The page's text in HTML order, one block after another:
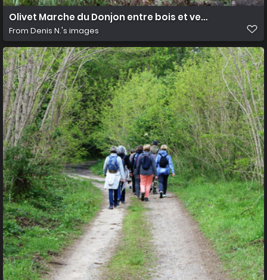
Olivet Marche du Donjon entre bois et vergers 3
From Denis N.'s images